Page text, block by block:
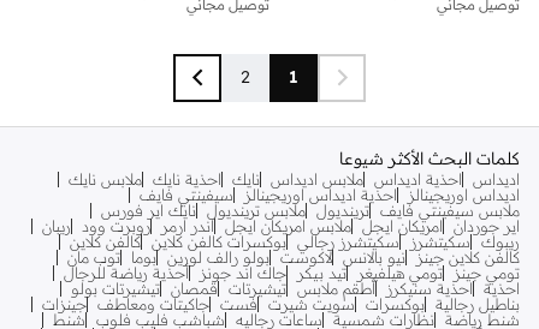
أفضل سعر لهذا العام
أفضل سعر لهذا العام
1
2
كلمات البحث الأكثر شيوعا
اديداس احذية اديداس ملابس اديداس نايك احذية نايك ملابس نايك
اديداس اوريجينالز
احذية اديداس اوريجينالز
سيفينتي فايف
ملابس سيفينتي فايف ترينديول ملابس ترينديول نايك اير فورس
اير جوردان
امريكان ايجل ملابس امريكان ايجل اندر ارمر روبرت وود
ريبان
ريبوك
سكيتشرز سكيتشرز رجالي بوكسرات كالفن كلاين كالفن كلاين
كالفن كلاين جينز نيو بالانس لاكوست بولو رالف لورين بوما
توب مان
تومي جينز تومي هيلفيغر تيد بيكر جاك اند جونز
أحذية رياضة للرجال
احذية
احذية سنيكرز أطقم ملابس تيشيرتات قمصان تيشيرتات بولو
بناطيل رجالية بوكسرات سويت شيرت فست جاكيتات ومعاطف جينزات
شنط رياضة نظارات شمسية ساعات رجاليه شباشب فليب فلوب
شنط